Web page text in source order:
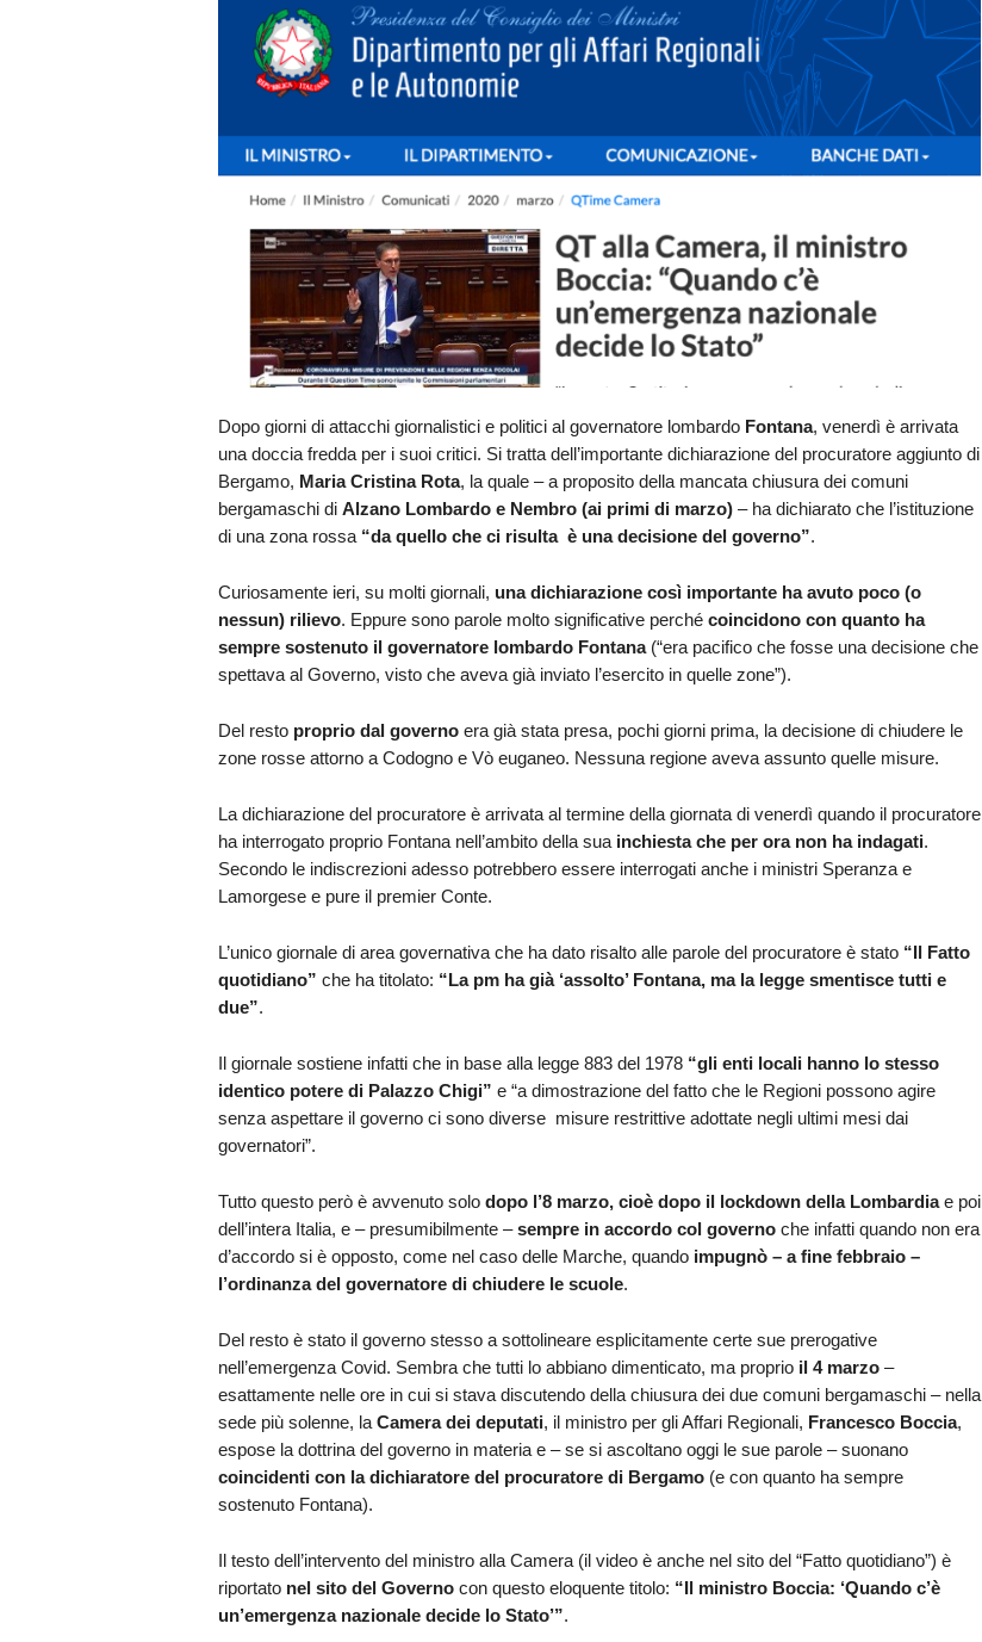
Dopo giorni di attacchi giornalistici e politici al governatore lombardo Fontana, venerdì è arrivata
una doccia fredda per i suoi critici. Si tratta dell’importante dichiarazione del procuratore aggiunto di
Bergamo, Maria Cristina Rota, la quale – a proposito della mancata chiusura dei comuni
bergamaschi di Alzano Lombardo e Nembro (ai primi di marzo)– ha dichiarato che l’istituzione
di una zona rossa “da quello che ci risulta è una decisione del governo”.
Curiosamente ieri, su molti giornali, una dichiarazione così importante ha avuto poco (o
nessun) rilievo. Eppure sono parole molto significative perché coincidono con quanto ha
sempre sostenuto il governatore lombardo Fontana(“era pacifico che fosse una decisione che
spettava al Governo, visto che aveva già inviato l’esercito in quelle zone”).
Del resto proprio dal governoera già stata presa, pochi giorni prima, la decisione di chiudere le
zone rosse attorno a Codogno e Vò euganeo. Nessuna regione aveva assunto quelle misure.
La dichiarazione del procuratore è arrivata al termine della giornata di venerdì quando il procuratore
ha interrogato proprio Fontana nell’ambito della sua inchiesta che per ora non ha indagati.
Secondo le indiscrezioni adesso potrebbero essere interrogati anche i ministri Speranza e
Lamorgese e pure il premier Conte.
L’unico giornale di area governativa che ha dato risalto alle parole del procuratore è stato “Il Fatto
quotidiano” che ha titolato: “La pm ha già ‘assolto’ Fontana, ma la legge smentisce tutti e
due”.
Il giornale sostiene infatti che in base alla legge 883 del 1978 “gli enti locali hanno lo stesso
identico potere di Palazzo Chigi” e “a dimostrazione del fatto che le Regioni possono agire
senza aspettare il governo ci sono diverse misure restrittive adottate negli ultimi mesi dai
governatori”.
Tutto questo però è avvenuto solo dopo l’8 marzo, cioè dopo il lockdown della Lombardiae poi
dell’intera Italia, e – presumibilmente –sempre in accordo col governoche infatti quando non era
d’accordo si è opposto, come nel caso delle Marche, quando impugnò – a fine febbraio –
l’ordinanza del governatore di chiudere le scuole.
Del resto è stato il governo stesso a sottolineare esplicitamente certe sue prerogative
nell’emergenza Covid. Sembra che tutti lo abbiano dimenticato, ma proprio il 4 marzo–
esattamente nelle ore in cui si stava discutendo della chiusura dei due comuni bergamaschi – nella
sede più solenne, la Camera dei deputati, il ministro per gli Affari Regionali, Francesco Boccia,
espose la dottrina del governo in materia e – se si ascoltano oggi le sue parole – suonano
coincidenti con la dichiaratore del procuratore di Bergamo(e con quanto ha sempre
sostenuto Fontana).
Il testo dell’intervento del ministro alla Camera (il video è anche nel sito del “Fatto quotidiano”) è
riportato nel sito del Governocon questo eloquente titolo: “Il ministro Boccia: ‘Quando c’è
un’emergenza nazionale decide lo Stato’”.